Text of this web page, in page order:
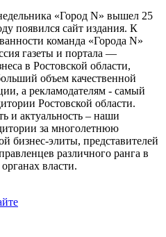
«Город N» вышел 25
появился сайт издания. К
команда «Города N»
газеты и портала —
в Ростовской области,
объем качественной
а рекламодателям - самый
Ростовской области.
и актуальность – наши
за многолетнюю
бизнес-элиты, представителей
различного ранга в
власти.